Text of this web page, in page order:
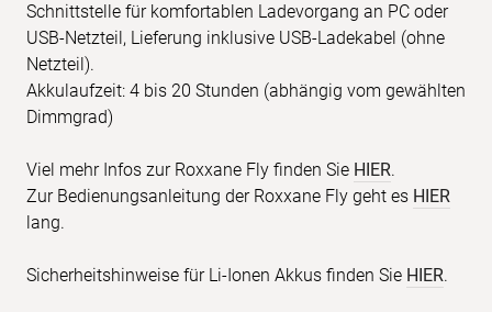
Schnittstelle für komfortablen Ladevorgang an PC oder
USB-Netzteil, Lieferung inklusive USB-Ladekabel (ohne
Netzteil).
Akkulaufzeit: 4 bis 20 Stunden (abhängig vom gewählten
Dimmgrad)
Viel mehr Infos zur Roxxane Fly finden Sie HIER.
Zur Bedienungsanleitung der Roxxane Fly geht es HIER
lang.
Sicherheitshinweise für Li-Ionen Akkus finden Sie HIER.